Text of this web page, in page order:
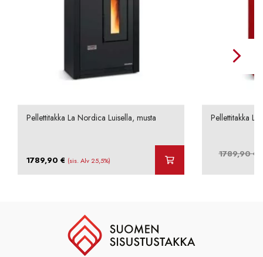
Pellettitakka La Nordica Luisella, musta
1789,90€ (sis. Alv 25,5%)
Pellettitakka
1789,90€